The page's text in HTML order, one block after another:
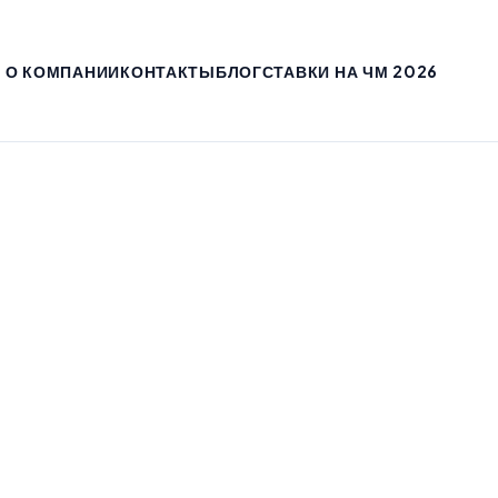
О КОМПАНИИКОНТАКТЫБЛОГСТАВКИ НА ЧМ 2026